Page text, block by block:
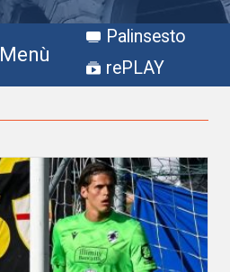
Menù
Palinsesto
rePLAY